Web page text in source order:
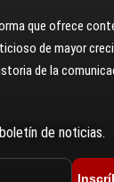
que ofrece
de mayor
de la
de noticias.